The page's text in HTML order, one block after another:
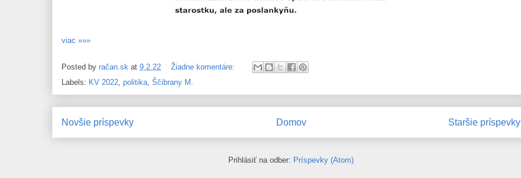
viac »»»
Posted by račan.sk at 9.2.22
Žiadne komentáre:
Labels: KV 2022, politika, Ščibrany M.
Novšie príspevky Staršie príspevky
Domov
Prihlásiť na odber: Príspevky (Atom)